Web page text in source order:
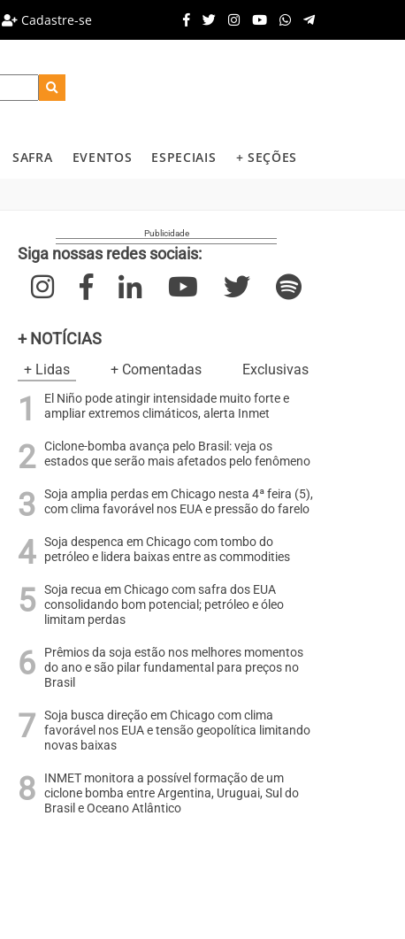
Cadastre-se
SAFRA EVENTOS ESPECIAIS + SEÇÕES
Siga nossas redes sociais:
+ NOTÍCIAS
+ Lidas + Comentadas Exclusivas
El Niño pode atingir intensidade muito forte e
ampliar extremos climáticos, alerta Inmet
Ciclone-bomba avança pelo Brasil: veja os
estados que serão mais afetados pelo fenômeno
Soja amplia perdas em Chicago nesta 4ª feira (5),
com clima favorável nos EUA e pressão do farelo
Soja despenca em Chicago com tombo do
petróleo e lidera baixas entre as commodities
Soja recua em Chicago com safra dos EUA
consolidando bom potencial; petróleo e óleo
limitam perdas
Prêmios da soja estão nos melhores momentos
do ano e são pilar fundamental para preços no
Brasil
Soja busca direção em Chicago com clima
favorável nos EUA e tensão geopolítica limitando
novas baixas
INMET monitora a possível formação de um
ciclone bomba entre Argentina, Uruguai, Sul do
Brasil e Oceano Atlântico